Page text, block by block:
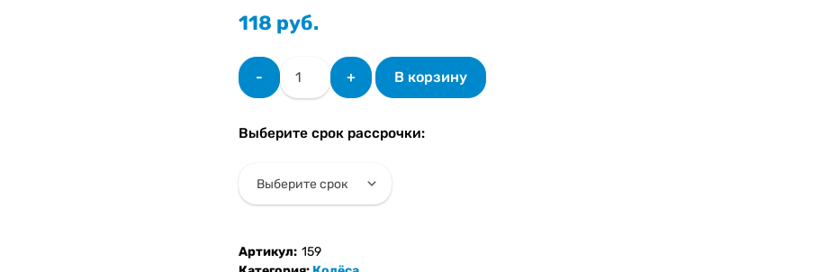
118 руб.
-
Количество
товара
и
10
шоссе
прицепов)
+ В корзину
Выберите срок рассрочки:
Артикул: 159